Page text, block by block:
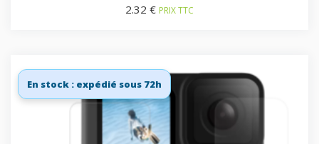
2.32 € PRIX TTC
En stock : expédié sous 72h